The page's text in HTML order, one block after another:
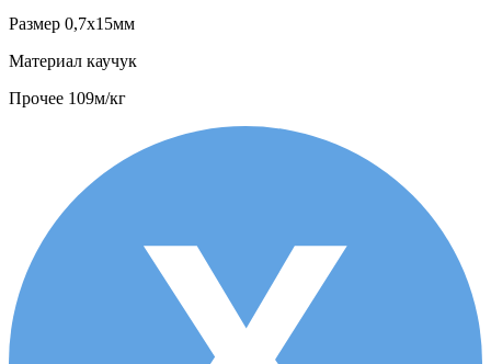
Размер 0,7х15мм
Материал каучук
Прочее 109м/кг